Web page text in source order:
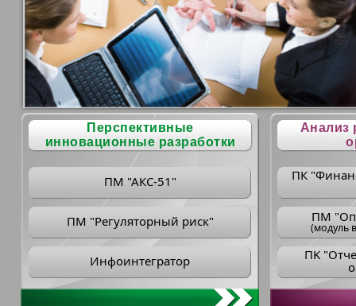
Перспективные
инновационные разработки
ПМ "АКС-51"
ПМ "Регуляторный риск"
Инфоинтегратор
Анализ
ПК
ПM
(модуль
ПK